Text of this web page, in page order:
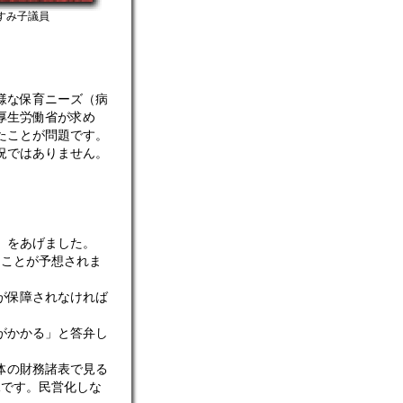
み子議員
保育ニーズ（病
生労働省が求め
とが問題です。
はありません。
あげました。
とが予想されま
保障されなければ
かる」と答弁し
財務諸表で見る
す。民営化しな